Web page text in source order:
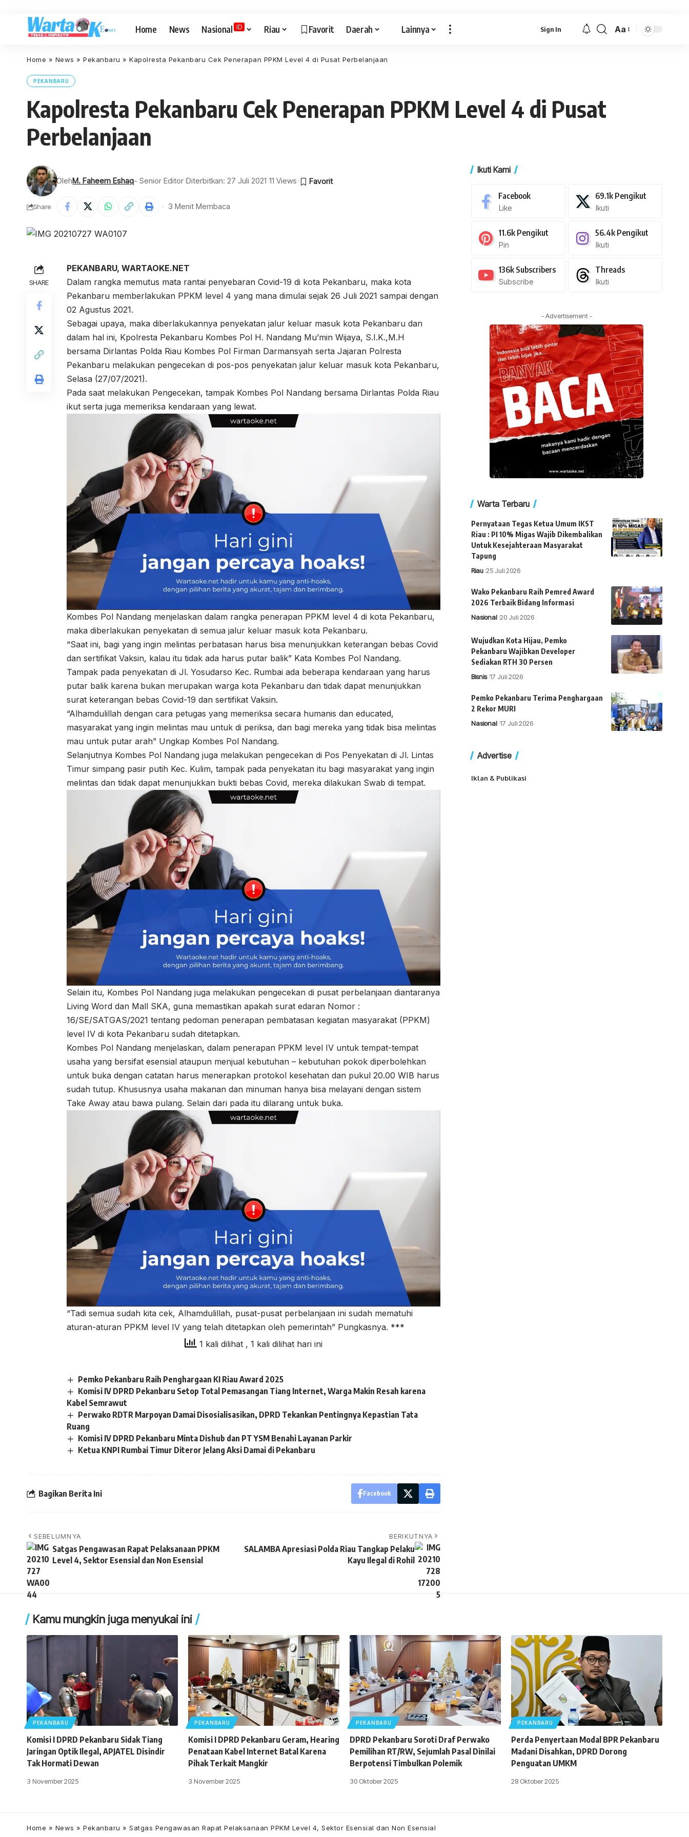
Home News Nasional ID Riau Favorit Daerah Lainnya Sign In
Font
Aa
Home » News » Pekanbaru » Kapolresta Pekanbaru Cek Penerapan PPKM Level 4 di Pusat Perbelanjaan
PEKANBARU
Kapolresta Pekanbaru Cek Penerapan PPKM Level 4 di Pusat
Perbelanjaan
OlehM. Faheem Eshaq- Senior Editor Diterbitkan: 27 Juli 2021 11 Views
Share 3 Menit Membaca
SHARE
PEKANBARU, WARTAOKE.NET
Dalam rangka memutus mata rantai penyebaran Covid-19 di kota Pekanbaru, maka kota
Pekanbaru memberlakukan PPKM level 4 yang mana dimulai sejak 26 Juli 2021 sampai dengan
02 Agustus 2021.
Sebagai upaya, maka diberlakukannya penyekatan jalur keluar masuk kota Pekanbaru dan
dalam hal ini, Kpolresta Pekanbaru Kombes Pol H. Nandang Mu’min Wijaya, S.I.K.,M.H
bersama Dirlantas Polda Riau Kombes Pol Firman Darmansyah serta Jajaran Polresta
Pekanbaru melakukan pengecekan di pos-pos penyekatan jalur keluar masuk kota Pekanbaru,
Selasa (27/07/2021).
Pada saat melakukan Pengecekan, tampak Kombes Pol Nandang bersama Dirlantas Polda Riau
ikut serta juga memeriksa kendaraan yang lewat.
Kombes Pol Nandang menjelaskan dalam rangka penerapan PPKM level 4 di kota Pekanbaru,
maka diberlakukan penyekatan di semua jalur keluar masuk kota Pekanbaru.
“Saat ini, bagi yang ingin melintas perbatasan harus bisa menunjukkan keterangan bebas Covid
dan sertifikat Vaksin, kalau itu tidak ada harus putar balik” Kata Kombes Pol Nandang.
Tampak pada penyekatan di Jl. Yosudarso Kec. Rumbai ada beberapa kendaraan yang harus
putar balik karena bukan merupakan warga kota Pekanbaru dan tidak dapat menunjukkan
surat keterangan bebas Covid-19 dan sertifikat Vaksin.
“Alhamdulillah dengan cara petugas yang memeriksa secara humanis dan educated,
masyarakat yang ingin melintas mau untuk di periksa, dan bagi mereka yang tidak bisa melintas
mau untuk putar arah” Ungkap Kombes Pol Nandang.
Selanjutnya Kombes Pol Nandang juga melakukan pengecekan di Pos Penyekatan di Jl. Lintas
Timur simpang pasir putih Kec. Kulim, tampak pada penyekatan itu bagi masyarakat yang ingin
melintas dan tidak dapat menunjukkan bukti bebas Covid, mereka dilakukan Swab di tempat.
Selain itu, Kombes Pol Nandang juga melakukan pengecekan di pusat perbelanjaan diantaranya
Living Word dan Mall SKA, guna memastikan apakah surat edaran Nomor :
16/SE/SATGAS/2021 tentang pedoman penerapan pembatasan kegiatan masyarakat (PPKM)
level IV di kota Pekanbaru sudah ditetapkan.
Kombes Pol Nandang menjelaskan, dalam penerapan PPKM level IV untuk tempat-tempat
usaha yang bersifat esensial ataupun menjual kebutuhan – kebutuhan pokok diperbolehkan
untuk buka dengan catatan harus menerapkan protokol kesehatan dan pukul 20.00 WIB harus
sudah tutup. Khususnya usaha makanan dan minuman hanya bisa melayani dengan sistem
Take Away atau bawa pulang. Selain dari pada itu dilarang untuk buka.
“Tadi semua sudah kita cek, Alhamdulillah, pusat-pusat perbelanjaan ini sudah mematuhi
aturan-aturan PPKM level IV yang telah ditetapkan oleh pemerintah” Pungkasnya. ***
1 kali dilihat , 1 kali dilihat hari ini
Pemko Pekanbaru Raih Penghargaan KI Riau Award 2025
Komisi IV DPRD Pekanbaru Setop Total Pemasangan Tiang Internet, Warga Makin Resah karena
Kabel Semrawut
Perwako RDTR Marpoyan Damai Disosialisasikan, DPRD Tekankan Pentingnya Kepastian Tata
Ruang
Komisi IV DPRD Pekanbaru Minta Dishub dan PT YSM Benahi Layanan Parkir
Ketua KNPI Rumbai Timur Diteror Jelang Aksi Damai di Pekanbaru
Bagikan Berita Ini Facebook
SEBELUMNYA
Satgas Pengawasan Rapat Pelaksanaan PPKM
Level 4, Sektor Esensial dan Non Esensial
BERIKUTNYA
SALAMBA Apresiasi Polda Riau Tangkap Pelaku
Kayu Ilegal di Rohil
Ikuti Kami
Facebook
Like
69.1k Pengikut
Ikuti
11.6k Pengikut
Pin
56.4k Pengikut
Ikuti
136k Subscribers
Subscribe
Threads
Ikuti
- Advertisement -
Warta Terbaru
Pernyataan Tegas Ketua Umum IKST
Riau : PI 10% Migas Wajib Dikembalikan
Untuk Kesejahteraan Masyarakat
Tapung
Riau 25 Juli 2026
Wako Pekanbaru Raih Pemred Award
2026 Terbaik Bidang Informasi
Nasional 20 Juli 2026
Wujudkan Kota Hijau, Pemko
Pekanbaru Wajibkan Developer
Sediakan RTH 30 Persen
Bisnis 17 Juli 2026
Pemko Pekanbaru Terima Penghargaan
2 Rekor MURI
Nasional 17 Juli 2026
Advertise
Iklan & Publikasi
Kamu mungkin juga menyukai ini
PEKANBARU
Komisi I DPRD Pekanbaru Sidak Tiang
Jaringan Optik Ilegal, APJATEL Disindir
Tak Hormati Dewan
3 November 2025
PEKANBARU
Komisi I DPRD Pekanbaru Geram, Hearing
Penataan Kabel Internet Batal Karena
Pihak Terkait Mangkir
3 November 2025
PEKANBARU
DPRD Pekanbaru Soroti Draf Perwako
Pemilihan RT/RW, Sejumlah Pasal Dinilai
Berpotensi Timbulkan Polemik
30 Oktober 2025
PEKANBARU
Perda Penyertaan Modal BPR Pekanbaru
Madani Disahkan, DPRD Dorong
Penguatan UMKM
28 Oktober 2025
Home » News » Pekanbaru » Satgas Pengawasan Rapat Pelaksanaan PPKM Level 4, Sektor Esensial dan Non Esensial